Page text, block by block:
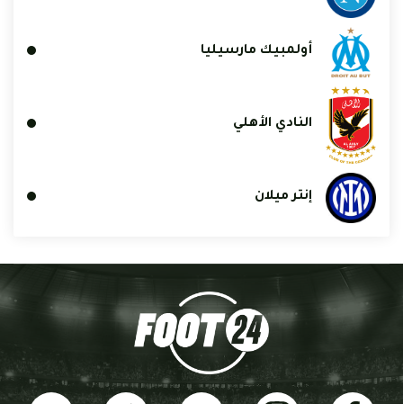
أولمبيك مارسيليا
النادي الأهلي
إنتر ميلان